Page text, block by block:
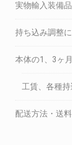
実物輸入装備
持ち込み調整
本体の1、3ヶ
工賃、各種
配送方法・送